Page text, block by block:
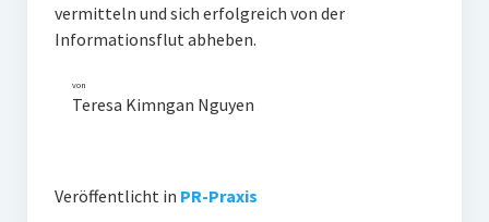
vermitteln und sich erfolgreich von der
Informationsflut abheben.
von
Teresa Kimngan Nguyen
Veröffentlicht in PR-Praxis